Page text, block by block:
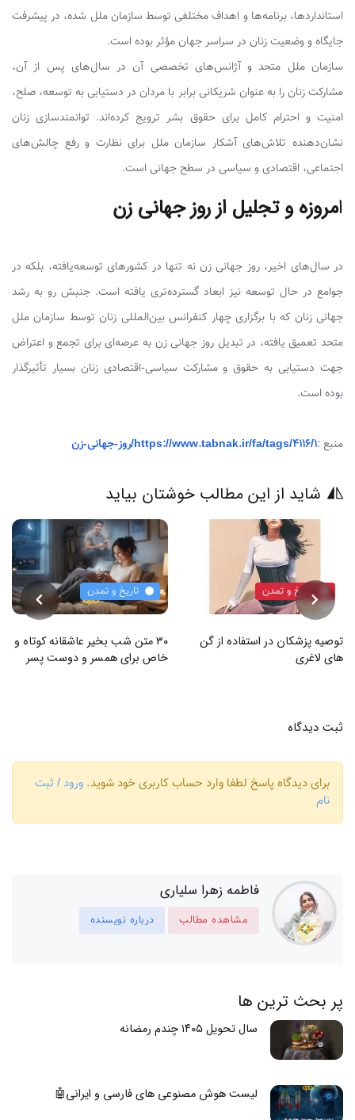
استانداردها، برنامه‌ها و اهداف مختلفی توسط سازمان ملل شده، در پیشرفت
جایگاه و وضعیت زنان در سراسر جهان مؤثر بوده است.
سازمان ملل متحد و آژانس‌های تخصصی آن در سال‌های پس از آن،
مشارکت زنان را به عنوان شریکانی برابر با مردان در دستیابی به توسعه، صلح،
امنیت و احترام کامل برای حقوق بشر ترویج کرده‌اند. توانمندسازی زنان
نشان‌دهنده تلاش‌های آشکار سازمان ملل برای نظارت و رفع چالش‌های
اجتماعی، اقتصادی و سیاسی در سطح جهانی است.
امروزه و تجلیل از روز جهانی زن
در سال‌های اخیر، روز جهانی زن نه تنها در کشورهای توسعه‌یافته، بلکه در
جوامع در حال توسعه نیز ابعاد گسترده‌تری یافته است. جنبش رو به رشد
جهانی زنان که با برگزاری چهار کنفرانس بین‌المللی زنان توسط سازمان ملل
متحد تعمیق یافته، در تبدیل روز جهانی زن به عرصه‌ای برای تجمع و اعتراض
جهت دستیابی به حقوق و مشارکت سیاسی-اقتصادی زنان بسیار تأثیرگذار
بوده است.
منبع :https://www.tabnak.ir/fa/tags/4116/1/روز-جهانی-زن
شاید از این مطالب خوشتان بیاید
تاریخ و تمدن
توصیه پزشکان در استفاده از گن
های لاغری
تاریخ و تمدن
۳۰ متن شب بخیر عاشقانه کوتاه و
خاص برای همسر و دوست پسر
ثبت دیدگاه
برای دیدگاه پاسخ لطفا وارد حساب کاربری خود شوید. ورود / ثبت
نام
فاطمه زهرا سلیاری
مشاهده مطالب درباره نویسنده
پر بحث ترین ها
سال تحویل ۱۴۰۵ چندم رمضانه
لیست هوش مصنوعی های فارسی و ایرانی🤖